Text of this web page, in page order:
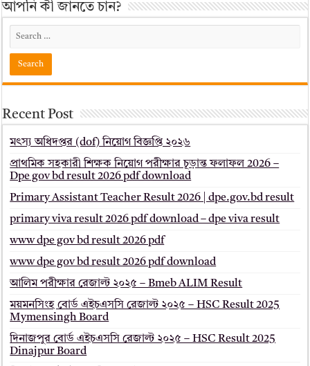
আপনি কী জানতে চান?
Recent Post
মৎস্য অধিদপ্তর (dof) নিয়োগ বিজ্ঞপ্তি ২০২৬
প্রাথমিক সহকারী শিক্ষক নিয়োগ পরীক্ষার চূড়ান্ত ফলাফল 2026 –
Dpe gov bd result 2026 pdf download
Primary Assistant Teacher Result 2026 | dpe.gov.bd result
primary viva result 2026 pdf download – dpe viva result
www dpe gov bd result 2026 pdf
www dpe gov bd result 2026 pdf download
আলিম পরীক্ষার রেজাল্ট ২০২৫ – Bmeb ALIM Result
ময়মনসিংহ বোর্ড এইচএসসি রেজাল্ট ২০২৫ – HSC Result 2025
Mymensingh Board
দিনাজপুর বোর্ড এইচএসসি রেজাল্ট ২০২৫ – HSC Result 2025
Dinajpur Board